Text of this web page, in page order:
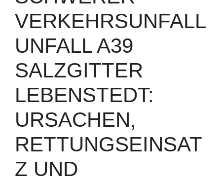
VERKEHRSUNFALL
UNFALL A39
SALZGITTER
LEBENSTEDT:
URSACHEN,
RETTUNGSEINSAT
Z UND